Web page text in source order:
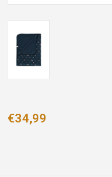
€34,99